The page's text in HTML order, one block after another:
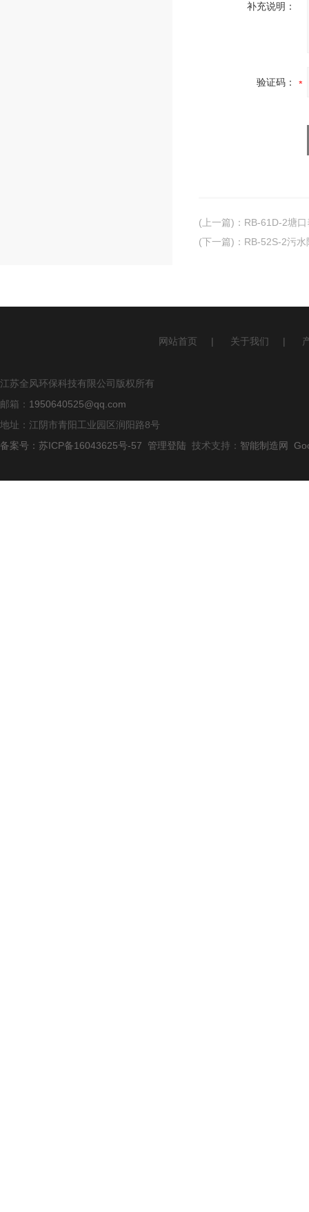
补充说明：
验证码：
(上一篇) ： RB-61D-2塘
(下一篇) ： RB-52S-2污
网站首页 | 关于我们 |
江苏全风环保科技有限公司版权所有
邮箱： 1950640525@qq.com
地址：江阴市青阳工业园区润阳路8号
备案号：苏ICP备16043625号-57
管理登陆 技术支持： 智能制造网